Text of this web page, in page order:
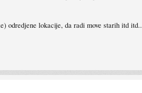
odredjene lokacije, da radi move starih itd itd..